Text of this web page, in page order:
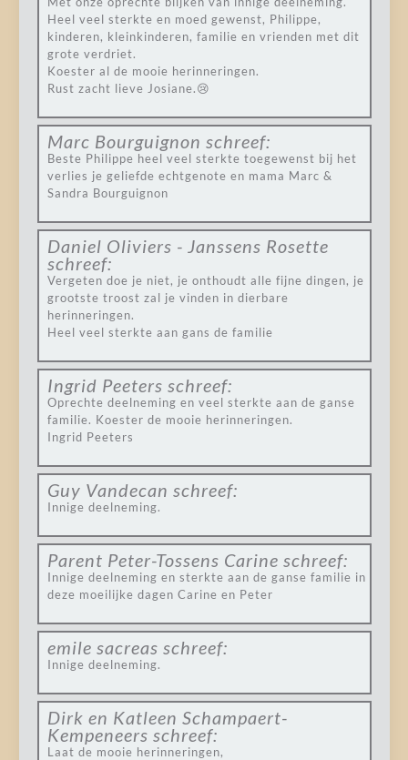
Heel veel sterkte en moed gewenst, Philippe,
kinderen, kleinkinderen, familie en vrienden met dit
grote verdriet.
Koester al de mooie herinneringen.
Rust zacht lieve Josiane.😢
Marc Bourguignon schreef:
Beste Philippe heel veel sterkte toegewenst bij het
verlies je geliefde echtgenote en mama Marc &
Sandra Bourguignon
Daniel Oliviers - Janssens Rosette
schreef:
Vergeten doe je niet, je onthoudt alle fijne dingen, je
grootste troost zal je vinden in dierbare
herinneringen.
Heel veel sterkte aan gans de familie
Ingrid Peeters schreef:
Oprechte deelneming en veel sterkte aan de ganse
familie. Koester de mooie herinneringen.
Ingrid Peeters
Guy Vandecan schreef:
Innige deelneming.
Parent Peter-Tossens Carine schreef:
Innige deelneming en sterkte aan de ganse familie in
deze moeilijke dagen Carine en Peter
emile sacreas schreef:
Innige deelneming.
Dirk en Katleen Schampaert-
Kempeneers schreef:
Laat de mooie herinneringen,